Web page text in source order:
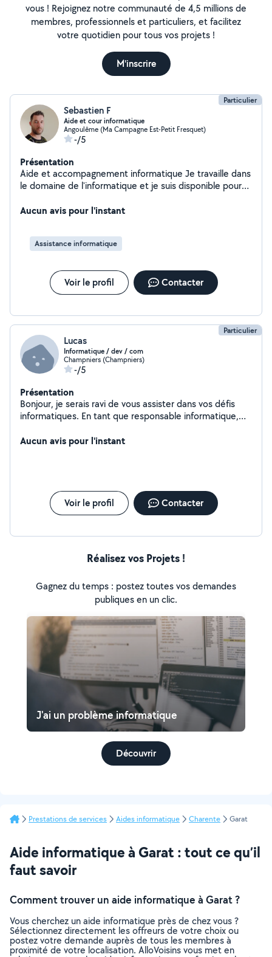
vous ! Rejoignez notre communauté de 4,5 millions de
membres, professionnels et particuliers, et facilitez
votre quotidien pour tous vos projets !
M'inscrire
Particulier
Sebastien F
Aide et cour informatique
Angoulême (Ma Campagne Est-Petit Fresquet)
-/5
Présentation
Aide et accompagnement informatique Je travaille dans
le domaine de l'informatique et je suis disponible pour
logiciels - Conseils pour mieux utiliser vos outils
progresser, quel que soit votre niveau - Je peux
également créer des automatisations pour vos tâches
l'organisation des auto-entrepreneurs, ou encore
concevoir des outils pratiques pour faciliter le quotidien
de ceux qui ne sont pas à l'aise avec l'informatique.
Aucun avis pour l'instant
Assistance informatique
Voir le profil Contacter
Particulier
Lucas
Informatique / dev / com
Champniers (Champniers)
-/5
Présentation
Bonjour, je serais ravi de vous assister dans vos défis
informatiques. En tant que responsable informatique,
un grand groupe basé à Angoulême, j'apporte une
Aucun avis pour l'instant
Voir le profil Contacter
Réalisez vos Projets !
Gagnez du temps : postez toutes vos demandes
publiques en un clic.
J'ai un problème informatique
Découvrir
Prestations de services Aides informatique Charente Garat
Aide informatique à Garat : tout ce qu’il
faut savoir
Comment trouver un aide informatique à Garat ?
Vous cherchez un aide informatique près de chez vous ?
Sélectionnez directement les offreurs de votre choix ou
postez votre demande auprès de tous les membres à
proximité de votre localisation. AlloVoisins vous met en